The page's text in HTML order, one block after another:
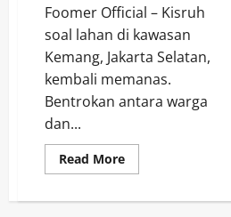
Foomer Official – Kisruh
soal lahan di kawasan
Kemang, Jakarta Selatan,
kembali memanas.
Bentrokan antara warga
dan...
Read MoreRead
more
Group